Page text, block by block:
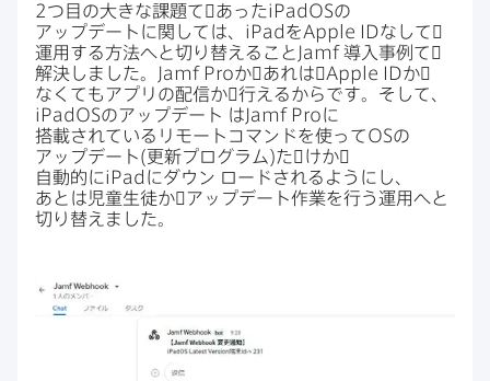
2つ目の​大きな​課題て​゙あったiPadOSの​
アップデートに​関しては、 iPad をApple IDなして​゙
運用する​方​法へと​切り​替える​こと Jamf導入事例て​゙
解決しました。
Jamf Proか​゙あれは​゙Apple IDか​゙
なくても​アプリの​配信か​゙行えるからです。​そして、
iPadOSの​アップデート は Jamf Proに​
搭載されている​リモートコマンドを​使ってOSの
アップデート(更新プログラム)た​゙けか​゙
自動的にiPad に​ダウン ロードされるようにし、​
あとは​児童生徒か​゙アップデート作業を​行う​運用へと​
切り​替えました。